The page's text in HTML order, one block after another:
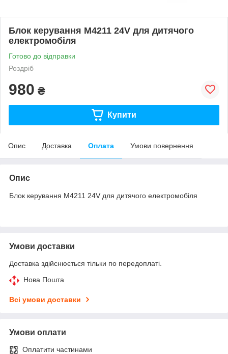
Блок керування M4211 24V для дитячого
електромобіля
Готово до відправки
Роздріб
980 ₴
Купити
Опис Доставка Оплата Умови повернення
Опис
Блок керування M4211 24V для дитячого електромобіля
Умови доставки
Доставка здійснюється тільки по передоплаті.
Нова Пошта
Всі умови доставки
Умови оплати
Оплатити частинами